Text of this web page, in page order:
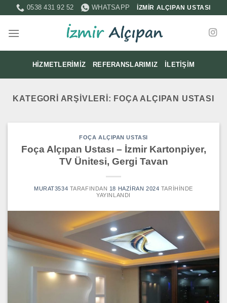
İçeriğe
0538 431 92 52 WHATSAPP İZMİR ALÇIPAN USTASI
HIZMETLERIMIZ REFERANSLARIMIZ İLETIŞIM
KATEGORI ARŞIVLERI: FOÇA ALÇIPAN USTASI
FOÇA ALÇIPAN USTASI
Foça Alçıpan Ustası – İzmir Kartonpiyer,
TV Ünitesi, Gergi Tavan
MURAT3534 TARAFINDAN 18 HAZIRAN 2024 TARIHINDE
YAYINLANDI